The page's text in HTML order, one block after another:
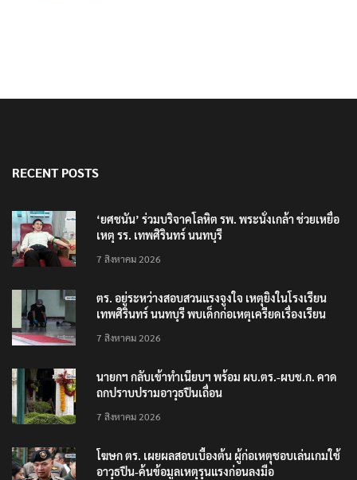
RECENT POSTS
‘ยศชนัน’ ร่วมบริจาคโลหิต รพ. พระนั่งเกล้า ช่วยเหยื่อ
เหตุ รร. เทพศิรินทร์ นนทบุรี
7 สิงหาคม 2026
ตร. อยู่ระหว่างสอบสวนแรงจูงใจ เหตุยิงในโรงเรียน
เทพศิรินทร์ นนทบุรี พบเด็กก่อเหตุเครียดเรื่องเรียน
7 สิงหาคม 2026
นายกฯ กลับเข้าทำเนียบฯ พร้อม ผบ.ตร.-ผบช.ก. คาด
ถกปราบปรามอาวุธปืนเถื่อน
7 สิงหาคม 2026
โฆษก ตร. เผยผลสอบเบื้องต้น ผู้ก่อเหตุชอบเล่นเกมใช้
อาวุธปืน-ค้นข้อมูลเหตุรุนแรงก่อนลงมือ